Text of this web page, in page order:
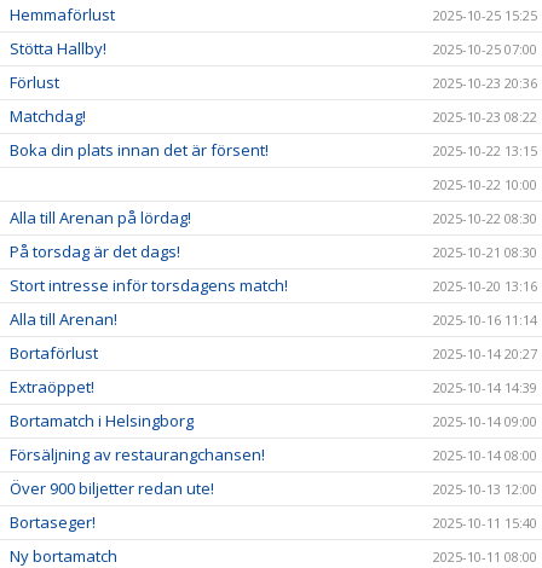
Hemmaförlust 2025-10-25 15:25
Stötta Hallby! 2025-10-25 07:00
Förlust 2025-10-23 20:36
Matchdag! 2025-10-23 08:22
Boka din plats innan det är försent!
2025-10-22 13:15
2025-10-22 10:00
Alla till Arenan på lördag! 2025-10-22 08:30
På torsdag är det dags! 2025-10-21 08:30
Stort intresse inför torsdagens match! 2025-10-20 13:16
Alla till Arenan! 2025-10-16 11:14
Bortaförlust 2025-10-14 20:27
Extraöppet! 2025-10-14 14:39
Bortamatch i Helsingborg 2025-10-14 09:00
Försäljning av restaurangchansen! 2025-10-14 08:00
Över 900 biljetter redan ute! 2025-10-13 12:00
Bortaseger! 2025-10-11 15:40
Ny bortamatch 2025-10-11 08:00